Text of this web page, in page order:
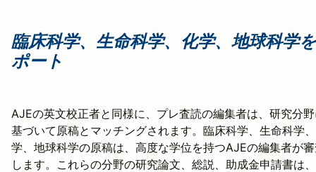
臨床科学、生命科学、化学、地球科学
ポート
AJEの英文校正者と同様に、プレ査読の編集者は、研究分
基づいて原稿とマッチングされます。臨床科学、生命科学
学、地球科学の原稿は、高度な学位を持つAJEの編集者が
します。これらの分野の研究論文、総説、助成金申請書は